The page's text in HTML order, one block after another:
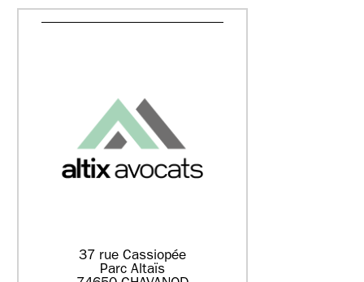
37 rue Cassiopée
Parc Altaïs